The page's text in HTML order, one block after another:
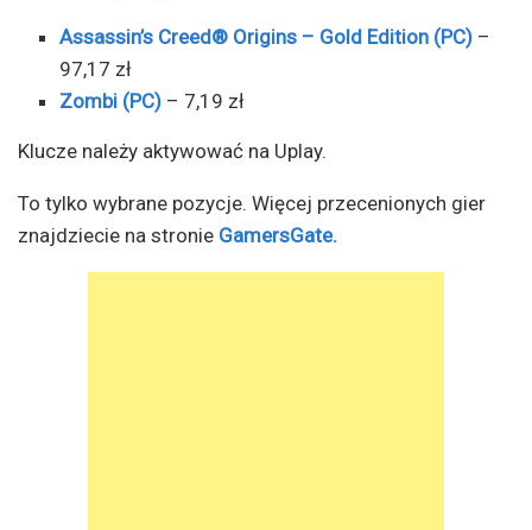
Assassin’s Creed® Origins – Gold Edition (PC) –
97,17 zł
Zombi (PC) – 7,19 zł
Klucze należy aktywować na Uplay.
To tylko wybrane pozycje. Więcej przecenionych gier
znajdziecie na stronie GamersGate.